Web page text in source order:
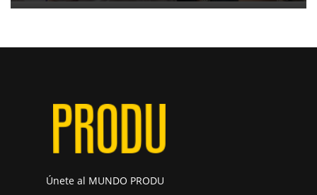
Únete al MUNDO PRODU